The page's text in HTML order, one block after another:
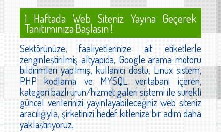
1 Haftada Web Siteniz Yayına Geçerek
Tanıtımınıza Başlasın !
Sektörünüze, faaliyetlerinize ait etiketlerle
zenginleştirilmiş altyapıda, Google arama motoru
bildirimleri yapılmış, kullanıcı dostu, Linux sistem,
PHP kodlama ve MYSQL veritabanı içeren,
kategori bazlı ürün/hizmet galeri sistemi ile sürekli
güncel verilerinizi yayınlayabileceğiniz web siteniz
aracılığıyla, şirketinizi hedef kitlenize bir adım daha
yaklaştırıyoruz.